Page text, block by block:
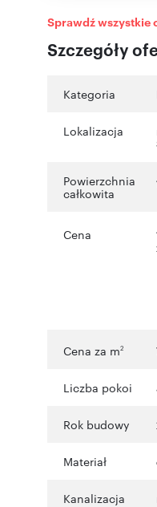
Szczegóły
Sprawdź wszystkie
Kategoria
Lokalizacja
Powierzchnia
całkowita
Cena
Cena za m2
Liczba pokoi
Rok budowy
Materiał
Kanalizacja